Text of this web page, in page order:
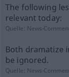
The following
relevant today:
Quelle: News-
Both dramatize
be ignored.
Quelle: News-